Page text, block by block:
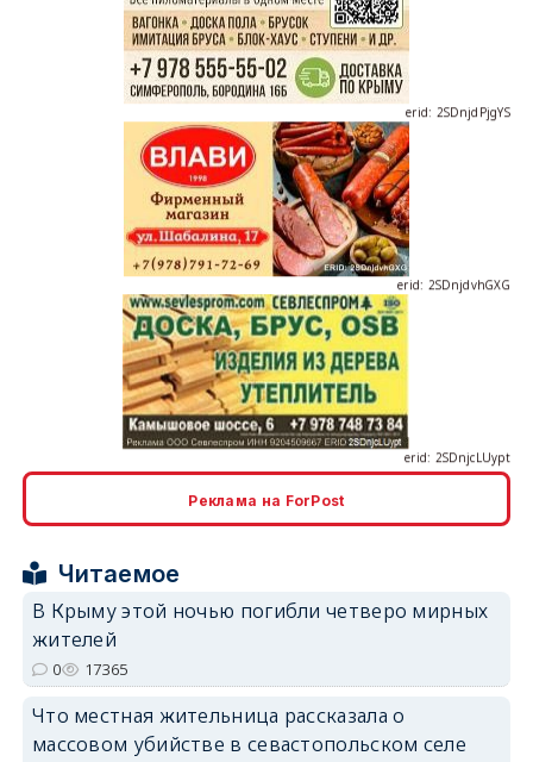
erid: 2SDnjdvhGXG
Реклама на ForPost
Читаемое
В Крыму этой ночью погибли четверо мирных
жителей
0 17365
Что местная жительница рассказала о
массовом убийстве в севастопольском селе